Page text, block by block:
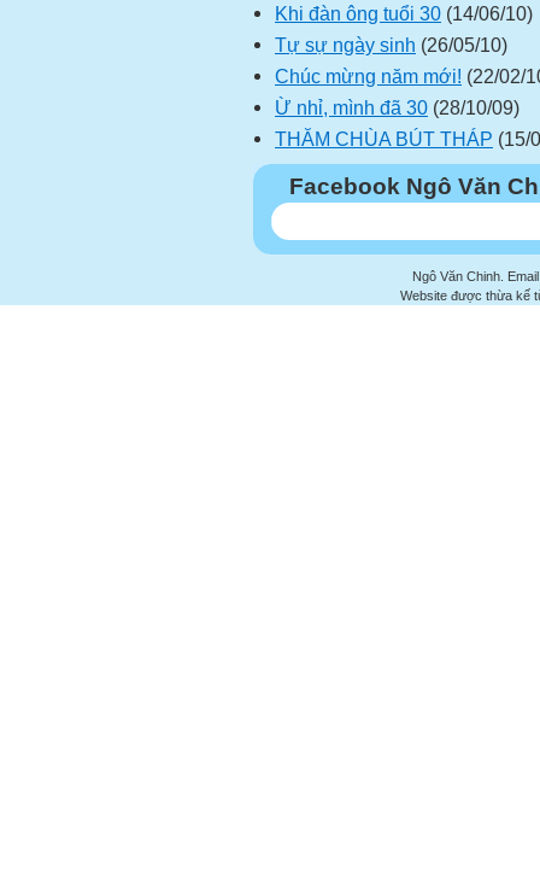
Khi đàn ông tuổi 30 (14/06/10)
Tự sự ngày sinh (26/05/10)
Chúc mừng năm mới! (22/02/
Ừ nhỉ, mình đã 30 (28/10/09)
THĂM CHÙA BÚT THÁP (15/
Facebook Ngô Văn
Ngô Văn Chinh.
Website được thừa kế